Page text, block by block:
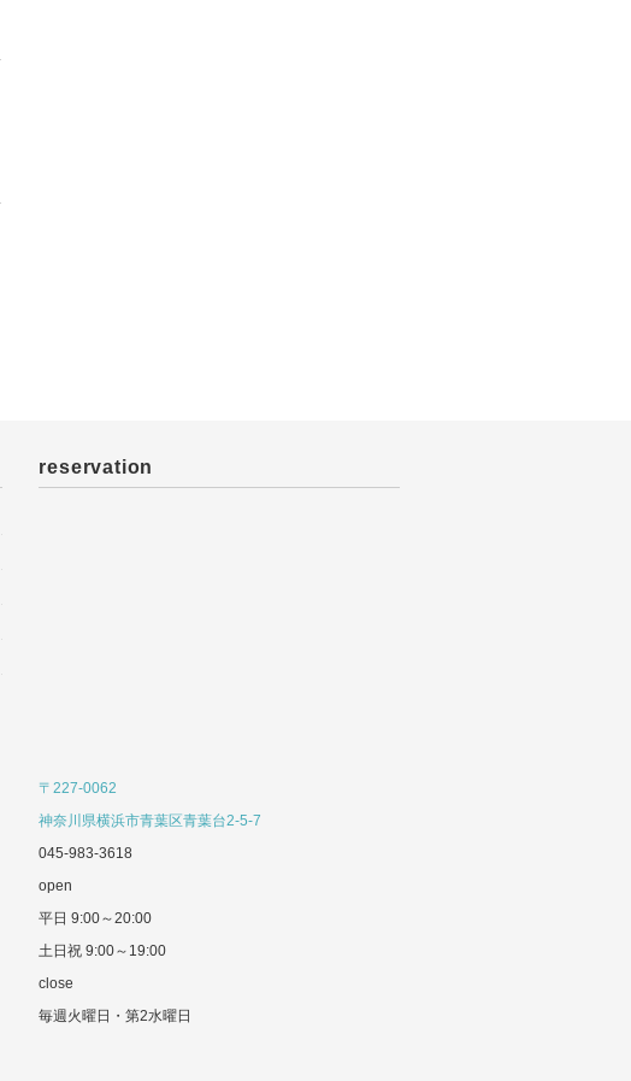
reservation
〒227-0062
神奈川県横浜市青葉区青葉台2-5-7
045-983-3618
open
平日 9:00～20:00
土日祝 9:00～19:00
close
毎週火曜日・第2水曜日